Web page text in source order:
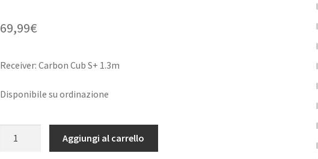
69,99€
Receiver: Carbon Cub S+ 1.3m
Disponibile su ordinazione
Aggiungi al carrello